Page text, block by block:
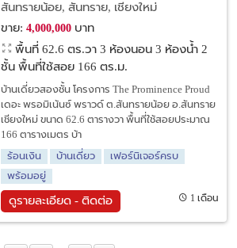
สันทรายน้อย, สันทราย, เชียงใหม่
ขาย: 4,000,000บาท
พื้นที่ 62.6 ตร.วา 3 ห้องนอน 3 ห้องน้ำ 2
ชั้น พื้นที่ใช้สอย 166 ตร.ม.
บ้านเดี่ยวสองชั้น โครงการ The Prominence Proud
เดอะ พรอมิเน้นซ์ พราวด์ ต.สันทรายน้อย อ.สันทราย
เชียงใหม่ ขนาด 62.6 ตารางวา พื้นที่ใช้สอยประมาณ
166 ตารางเมตร บ้า
ร้อนเงิน
บ้านเดี่ยว
เฟอร์นิเจอร์ครบ
พร้อมอยู่
ดูรายละเอียด - ติดต่อ 1 เดือน